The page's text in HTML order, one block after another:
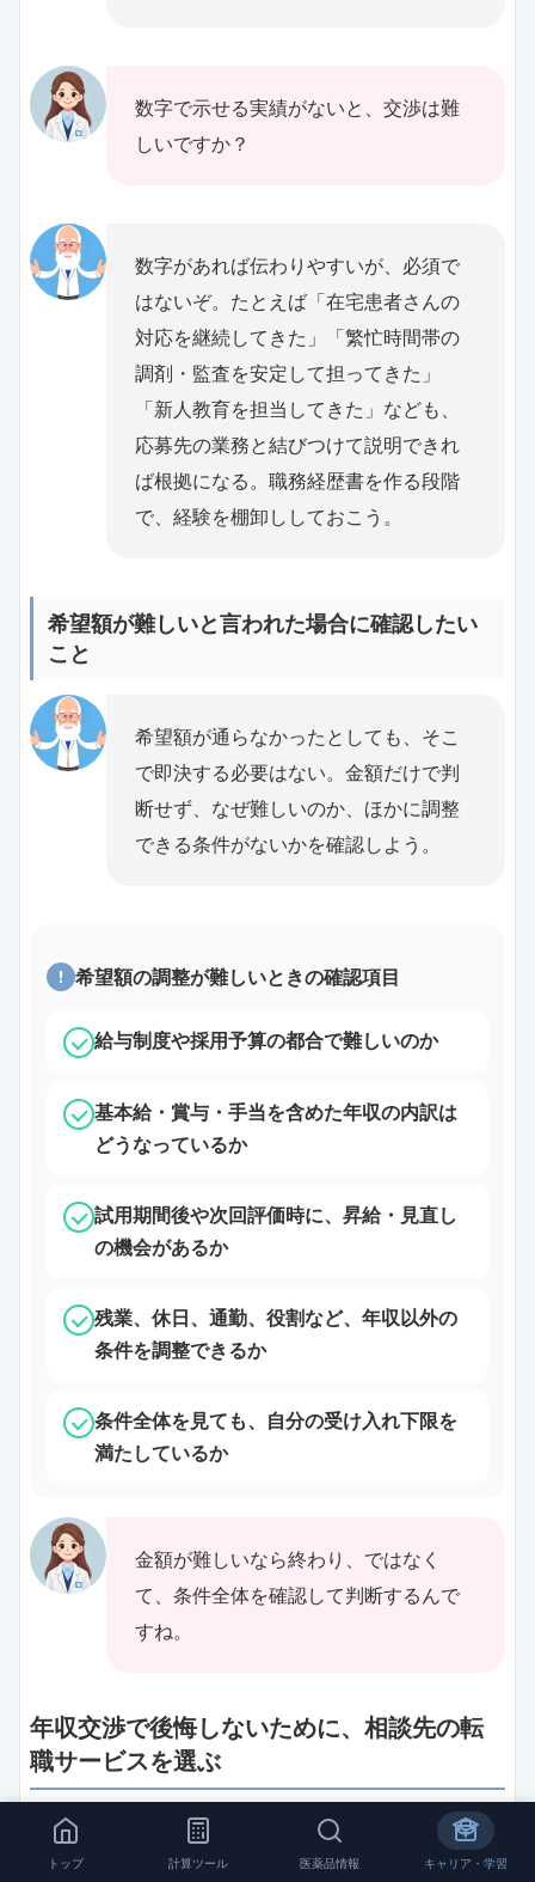
数字で示せる実績がないと、交渉は難
しいですか？
数字があれば伝わりやすいが、必須で
はないぞ。たとえば「在宅患者さんの
対応を継続してきた」「繁忙時間帯の
調剤・監査を安定して担ってきた」
「新人教育を担当してきた」なども、
応募先の業務と結びつけて説明できれ
ば根拠になる。職務経歴書を作る段階
で、経験を棚卸ししておこう。
希望額が難しいと言われた場合に確認したい
こと
希望額が通らなかったとしても、そこ
で即決する必要はない。金額だけで判
断せず、なぜ難しいのか、ほかに調整
できる条件がないかを確認しよう。
! 希望額の調整が難しいときの確認項目
給与制度や採用予算の都合で難しいのか
基本給・賞与・手当を含めた年収の内訳は
どうなっているか
試用期間後や次回評価時に、昇給・見直し
の機会があるか
残業、休日、通勤、役割など、年収以外の
条件を調整できるか
条件全体を見ても、自分の受け入れ下限を
満たしているか
金額が難しいなら終わり、ではなく
て、条件全体を確認して判断するんで
すね。
年収交渉で後悔しないために、相談先の転
職サービスを選ぶ
自分で年収の話を切り出すのが不安な
トップ 計算ツール 医薬品情報 キャリア・学習